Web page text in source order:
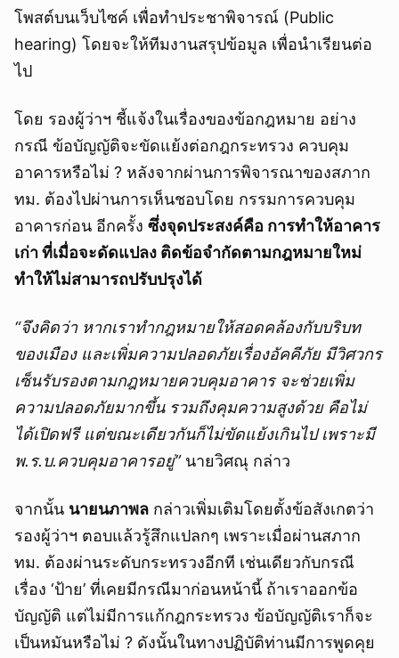
โพสต์บนเว็บไซค์ เพื่อทำประชาพิจารณ์ (Public
hearing) โดยจะให้ทีมงานสรุปข้อมูล เพื่อนำเรียนต่อ
ไป
โดย รองผู้ว่าฯ ชี้แจ้งในเรื่องของข้อกฎหมาย อย่าง
กรณี ข้อบัญญัติจะขัดแย้งต่อกฎกระทรวง ควบคุม
อาคารหรือไม่ ? หลังจากผ่านการพิจารณาของสภาก
ทม. ต้องไปผ่านการเห็นชอบโดย กรรมการควบคุม
อาคารก่อน อีกครั้ง ซึ่งจุดประสงค์คือ การทำให้อาคาร
เก่า ที่เมื่อจะดัดแปลง ติดข้อจำกัดตามกฎหมายใหม่
ทำให้ไม่สามารถปรับปรุงได้
“จึงคิดว่า หากเราทำกฎหมายให้สอดคล้องกับบริบท
ของเมือง และเพิ่มความปลอดภัยเรื่องอัคคีภัย มีวิศวกร
เซ็นรับรองตามกฎหมายควบคุมอาคาร จะช่วยเพิ่ม
ความปลอดภัยมากขึ้น รวมถึงคุมความสูงด้วย คือไม่
ได้เปิดฟรี แต่ขณะเดียวกันก็ไม่ขัดแย้งเกินไป เพราะมี
พ.ร.บ.ควบคุมอาคารอยู่”นายวิศณุ กล่าว
จากนั้น นายนภาพล กล่าวเพิ่มเติมโดยตั้งข้อสังเกตว่า
รองผู้ว่าฯ ตอบแล้วรู้สึกแปลกๆ เพราะเมื่อผ่านสภาก
ทม. ต้องผ่านระดับกระทรวงอีกที เช่นเดียวกับกรณี
เรื่อง ‘ป้าย’ ที่เคยมีกรณีมาก่อนหน้านี้ ถ้าเราออกข้อ
บัญญัติ แต่ไม่มีการแก้กฎกระทรวง ข้อบัญญัติเราก็จะ
เป็นหมันหรือไม่ ? ดังนั้นในทางปฏิบัติท่านมีการพูดคุย
ยกเลิก